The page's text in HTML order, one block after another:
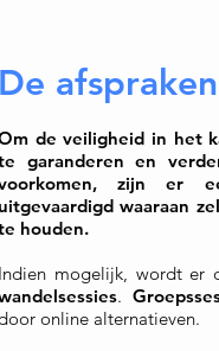
afspraken
de veiligheid in het
garanderen en
zijn er
waaraan
houden.
mogelijk, wordt er
.
online alternatieven.